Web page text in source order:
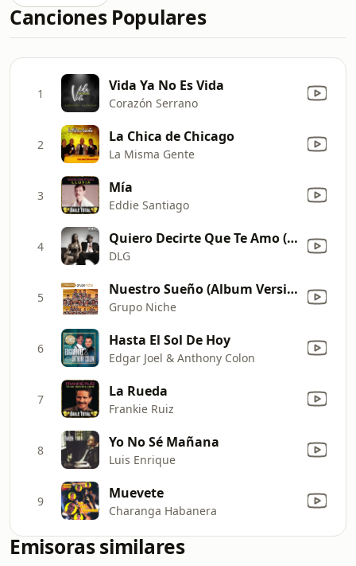
Canciones Populares
1 Vida Ya No Es Vida
Corazón Serrano
2 La Chica de Chicago
La Misma Gente
3 Mía
Eddie Santiago
4 Quiero Decirte Que Te Amo (feat. Ness)
DLG
5 Nuestro Sueño (Album Version)
Grupo Niche
6 Hasta El Sol De Hoy
Edgar Joel & Anthony Colon
7 La Rueda
Frankie Ruiz
8 Yo No Sé Mañana
Luis Enrique
9 Muevete
Charanga Habanera
Emisoras similares